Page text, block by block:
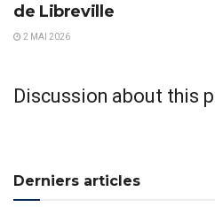
de Libreville
2 MAI 2026
Discussion about this
Derniers articles